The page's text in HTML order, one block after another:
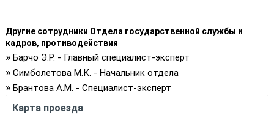
Другие сотрудники Отдела государственной службы и
кадров, противодействия
» Барчо Э.Р. - Главный специалист-эксперт
» Симболетова М.К. - Начальник отдела
» Брантова А.М. - Специалист-эксперт
Карта проезда